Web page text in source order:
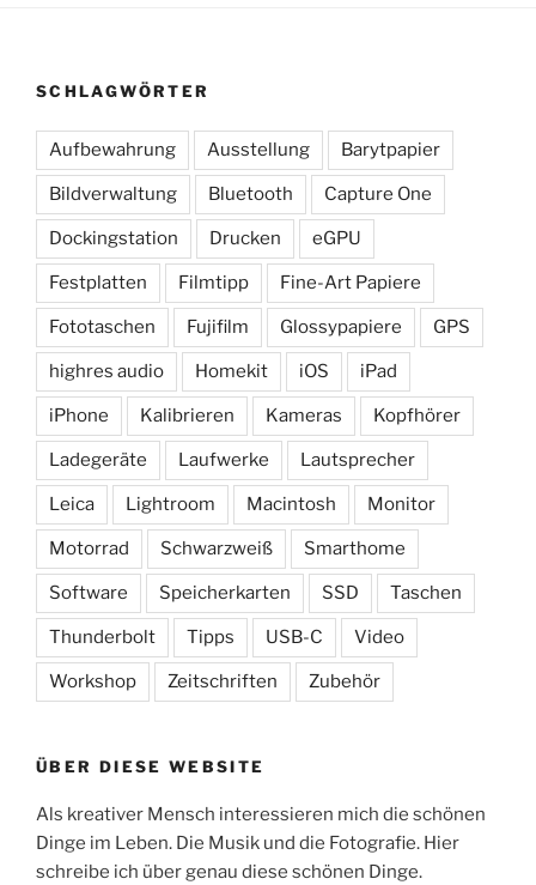
SCHLAGWÖRTER
Aufbewahrung Ausstellung Barytpapier
Bildverwaltung Bluetooth Capture One
Dockingstation Drucken eGPU
Festplatten Filmtipp Fine-Art Papiere
Fototaschen Fujifilm Glossypapiere GPS
highres audio Homekit iOS iPad
iPhone Kalibrieren Kameras Kopfhörer
Ladegeräte Laufwerke Lautsprecher
Leica Lightroom Macintosh Monitor
Motorrad Schwarzweiß Smarthome
Software Speicherkarten SSD Taschen
Thunderbolt Tipps USB-C Video
Workshop Zeitschriften Zubehör
ÜBER DIESE WEBSITE
Als kreativer Mensch interessieren mich die schönen
Dinge im Leben. Die Musik und die Fotografie. Hier
schreibe ich über genau diese schönen Dinge.